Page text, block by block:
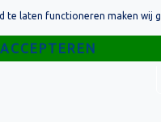
te laten functioneren maken wij